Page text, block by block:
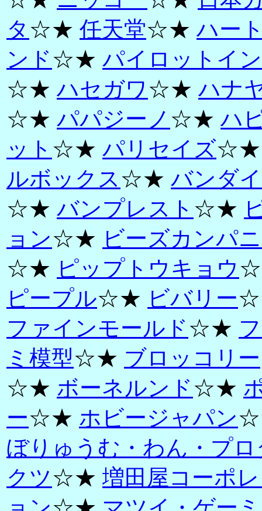
タ ☆★ 任天堂☆★ハー
ンド☆★ パイロットイ
☆★ハセガワ☆★ハナ
☆★ パパジーノ ☆★ハ
ット ☆★ パリセイズ
ルボックス☆★ バンダイ
☆★ バンプレスト ☆★
ョン☆★ ビーズカンパ
☆★ ピップトウキョウ
ピープル☆★ ビバリー
ファインモールド☆★
ミ模型☆★ ブロッコリー
☆★ ボーネルンド☆★
ー☆★ ホビージャパン
ぼりゅうむ・わん・プロ
クツ☆★ 増田屋コーポ